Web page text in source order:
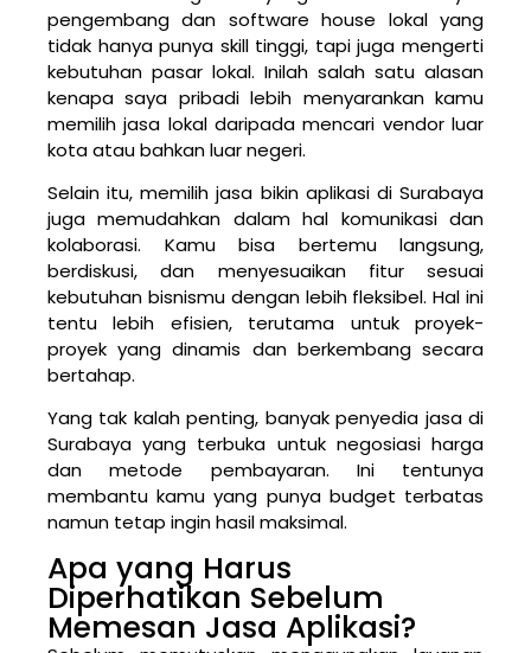
pengembang dan software house lokal yang
tidak hanya punya skill tinggi, tapi juga mengerti
kebutuhan pasar lokal. Inilah salah satu alasan
kenapa saya pribadi lebih menyarankan kamu
memilih jasa lokal daripada mencari vendor luar
kota atau bahkan luar negeri.
Selain itu, memilih jasa bikin aplikasi di Surabaya
juga memudahkan dalam hal komunikasi dan
kolaborasi. Kamu bisa bertemu langsung,
berdiskusi, dan menyesuaikan fitur sesuai
kebutuhan bisnismu dengan lebih fleksibel. Hal ini
tentu lebih efisien, terutama untuk proyek-
proyek yang dinamis dan berkembang secara
bertahap.
Yang tak kalah penting, banyak penyedia jasa di
Surabaya yang terbuka untuk negosiasi harga
dan metode pembayaran. Ini tentunya
membantu kamu yang punya budget terbatas
namun tetap ingin hasil maksimal.
Apa yang Harus
Diperhatikan Sebelum
Memesan Jasa Aplikasi?